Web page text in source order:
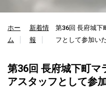
ホー
ム
新着情
報
第36回 長府城下
フとして参加い
第36回 長府城下町マ
アスタッフとして参